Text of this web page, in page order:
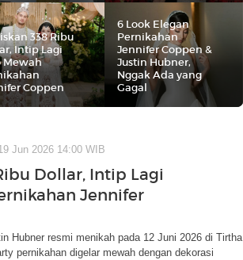
338 Ribu
Intip Lagi
Mewah
Coppen
6 Look Elegan
Pernikahan
Jennifer Coppen &
Justin Hubner,
Nggak Ada yang
Gagal
Jun 2026 14:00 WIB
Dollar, Intip Lagi
Jennifer
Hubner resmi menikah pada 12 Juni 2026 di Tirtha
pernikahan digelar mewah dengan dekorasi